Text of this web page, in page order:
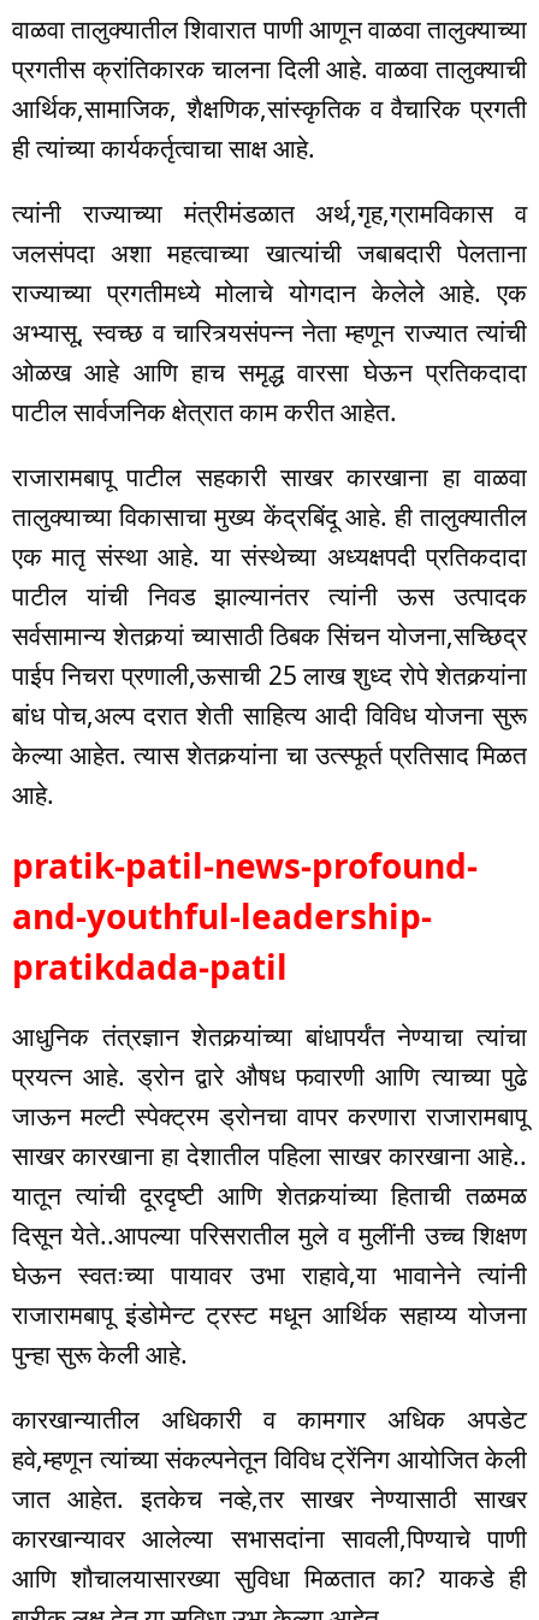
वाळवा तालुक्यातील शिवारात पाणी आणून वाळवा तालुक्याच्या
प्रगतीस क्रांतिकारक चालना दिली आहे. वाळवा तालुक्याची
आर्थिक,सामाजिक, शैक्षणिक,सांस्कृतिक व वैचारिक प्रगती
ही त्यांच्या कार्यकर्तृत्वाचा साक्ष आहे.
त्यांनी राज्याच्या मंत्रीमंडळात अर्थ,गृह,ग्रामविकास व
जलसंपदा अशा महत्वाच्या खात्यांची जबाबदारी पेलताना
राज्याच्या प्रगतीमध्ये मोलाचे योगदान केलेले आहे. एक
अभ्यासू, स्वच्छ व चारित्र्यसंपन्न नेता म्हणून राज्यात त्यांची
ओळख आहे आणि हाच समृद्ध वारसा घेऊन प्रतिकदादा
पाटील सार्वजनिक क्षेत्रात काम करीत आहेत.
राजारामबापू पाटील सहकारी साखर कारखाना हा वाळवा
तालुक्याच्या विकासाचा मुख्य केंद्रबिंदू आहे. ही तालुक्यातील
एक मातृ संस्था आहे. या संस्थेच्या अध्यक्षपदी प्रतिकदादा
पाटील यांची निवड झाल्यानंतर त्यांनी ऊस उत्पादक
सर्वसामान्य शेतकर्‍यां च्यासाठी ठिबक सिंचन योजना,सच्छिद्र
पाईप निचरा प्रणाली,ऊसाची 25 लाख शुध्द रोपे शेतकर्‍यांना
बांध पोच,अल्प दरात शेती साहित्य आदी विविध योजना सुरू
केल्या आहेत. त्यास शेतकर्‍यांना चा उत्स्फूर्त प्रतिसाद मिळत
आहे.
pratik-patil-news-profound-
and-youthful-leadership-
pratikdada-patil
आधुनिक तंत्रज्ञान शेतकर्‍यांच्या बांधापर्यंत नेण्याचा त्यांचा
प्रयत्न आहे. ड्रोन द्वारे औषध फवारणी आणि त्याच्या पुढे
जाऊन मल्टी स्पेक्ट्रम ड्रोनचा वापर करणारा राजारामबापू
साखर कारखाना हा देशातील पहिला साखर कारखाना आहे..
यातून त्यांची दूरदृष्टी आणि शेतकर्‍यांच्या हिताची तळमळ
दिसून येते..आपल्या परिसरातील मुले व मुलींनी उच्च शिक्षण
घेऊन स्वतःच्या पायावर उभा राहावे,या भावानेने त्यांनी
राजारामबापू इंडोमेन्ट ट्रस्ट मधून आर्थिक सहाय्य योजना
पुन्हा सुरू केली आहे.
कारखान्यातील अधिकारी व कामगार अधिक अपडेट
हवे,म्हणून त्यांच्या संकल्पनेतून विविध ट्रेंनिग आयोजित केली
जात आहेत. इतकेच नव्हे,तर साखर नेण्यासाठी साखर
कारखान्यावर आलेल्या सभासदांना सावली,पिण्याचे पाणी
आणि शौचालयासारख्या सुविधा मिळतात का? याकडे ही